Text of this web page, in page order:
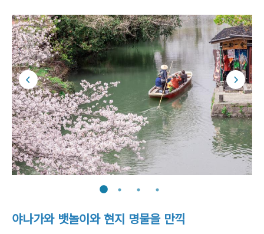
야나가와 뱃놀이와 현지 명물을 만끽